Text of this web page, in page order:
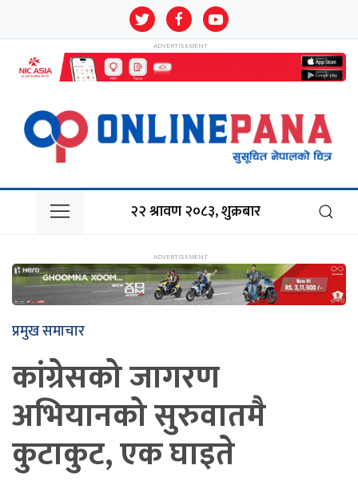
२२ श्रावण २०८३, शुक्रबार
प्रमुख समाचार
कांग्रेसको जागरण
अभियानको सुरुवातमै
कुटाकुट, एक घाइते